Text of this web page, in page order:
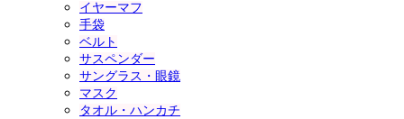
イヤーマフ
手袋
ベルト
サスペンダー
サングラス・眼鏡
マスク
タオル・ハンカチ